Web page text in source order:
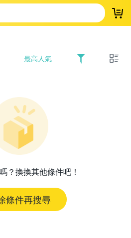
登
最高人氣
？換換其他條件吧！
條件再搜尋